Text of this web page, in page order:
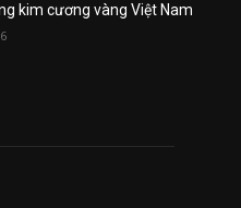
kim cương vàng Việt Nam